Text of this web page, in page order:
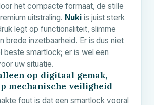
het compacte formaat, de stille
uitstraling. Nuki is juist sterk
legt op functionaliteit, slimme
brede inzetbaarheid. Er is dus niet
beste smartlock; er is wel een
uw situatie.
op digitaal gemak,
mechanische veiligheid
fout is dat een smartlock vooral